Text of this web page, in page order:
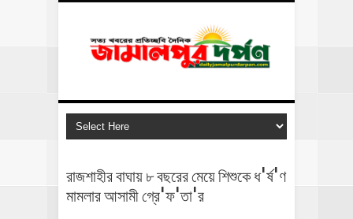
রাজশাহীর বাঘায় ৮ বছরের মেয়ে শিশুকে ধ'র্ষ'ণ
মামলার আসামী গ্রে'ফ'তা'র